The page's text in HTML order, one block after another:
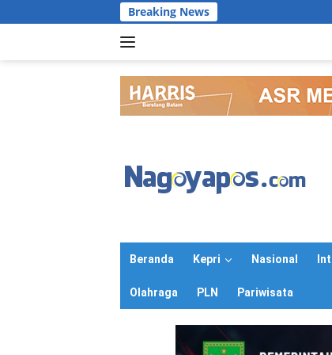
ke
Breaking News
Beranda Kepri Nasional
Olahraga PLN Pariwisata